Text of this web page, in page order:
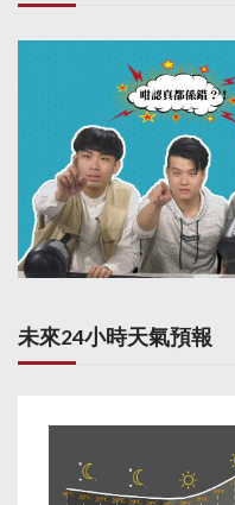
未來24小時天氣預報